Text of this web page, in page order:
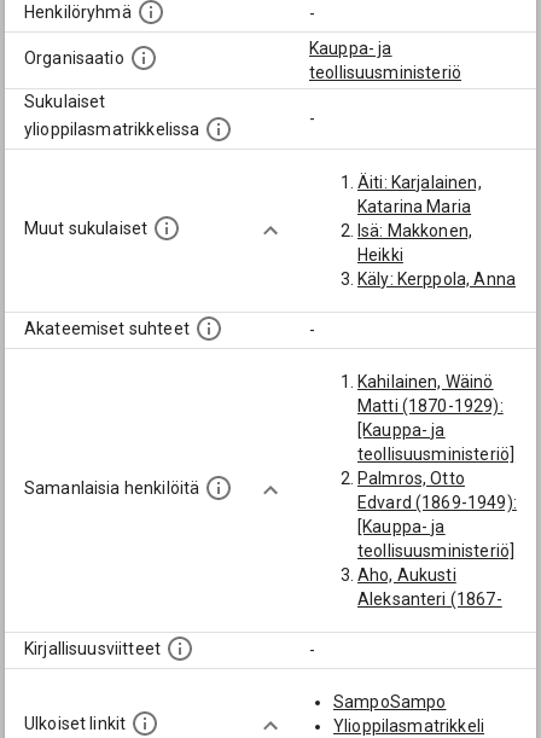
Henkilöryhmä
-
Organisaatio
Kauppa- ja
teollisuusministeriö
Sukulaiset
ylioppilasmatrikkelissa
-
Muut sukulaiset
Äiti: Karjalainen,
Katarina Maria
Isä: Makkonen,
Heikki
Käly: Kerppola, Anna
Akateemiset suhteet -
Samanlaisia henkilöitä
Kahilainen, Wäinö
Matti (1870-1929):
[Kauppa- ja
teollisuusministeriö]
Palmros, Otto
Edvard (1869-1949):
[Kauppa- ja
teollisuusministeriö]
Aho, Aukusti
Aleksanteri (1867-
Lihr, Herman Edvard
(1871-1949):
[Kauppa- ja
Kirjallisuusviitteet -
Ulkoiset linkit
SampoSampo
Ylioppilasmatrikkeli